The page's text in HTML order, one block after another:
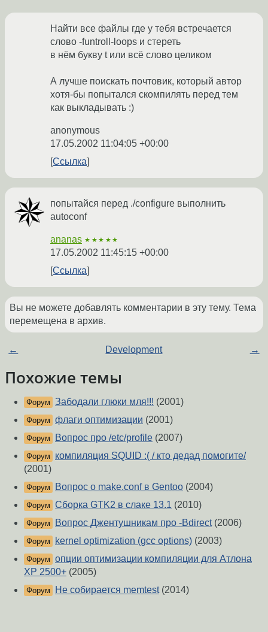
Найти все файлы где у тебя встречается
слово -funtroll-loops и стереть
в нём букву t или всё слово целиком
А лучше поискать почтовик, который автор
хотя-бы попытался скомпилять перед тем
как выкладывать :)
anonymous
17.05.2002 11:04:05 +00:00
Ссылка
попытайся перед ./configure выполнить
autoconf
ananas ★★★★★
17.05.2002 11:45:15 +00:00
Ссылка
Вы не можете добавлять комментарии в эту тему. Тема
перемещена в архив.
← Development →
Похожие темы
Форум Забодали глюки мля!!! (2001)
Форум флаги оптимизации (2001)
Форум Вопрос про /etc/profile (2007)
Форум
компиляция SQUID :( / кто дедад помогите/
(2001)
Форум Вопрос о make.conf в Gentoo (2004)
Форум Сборка GTK2 в слаке 13.1 (2010)
Форум Вопрос Джентушникам про -Bdirect(2006)
Форум kernel optimization (gcc options) (2003)
Форум опции оптимизации компиляции для Атлона
ХР 2500+ (2005)
Форум Не собирается memtest(2014)